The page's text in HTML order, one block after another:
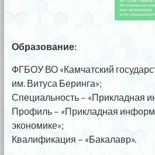
Образование:
ФГБОУ ВО «Камчатский
им. Витуса Беринга»;
Специальность – «Прикладная
Профиль – «Прикладная
экономике»;
Квалификация – «Бакалавр».